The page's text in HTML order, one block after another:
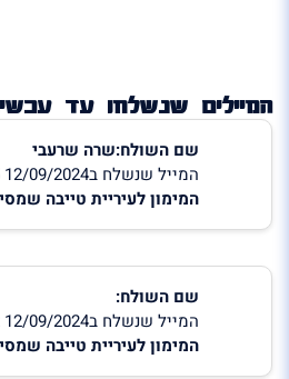
המיילים שנשלחו עד
שם השולח:שרה שרעבי
המייל שנשלח ב12/09/2024 19:56:15
המימון לעיריית טייבה
שם השולח:
המייל שנשלח ב12/09/2024 19:55:52
המימון לעיריית טייבה